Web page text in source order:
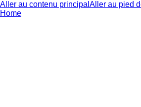
Aller au contenu principal Aller au pied
Home